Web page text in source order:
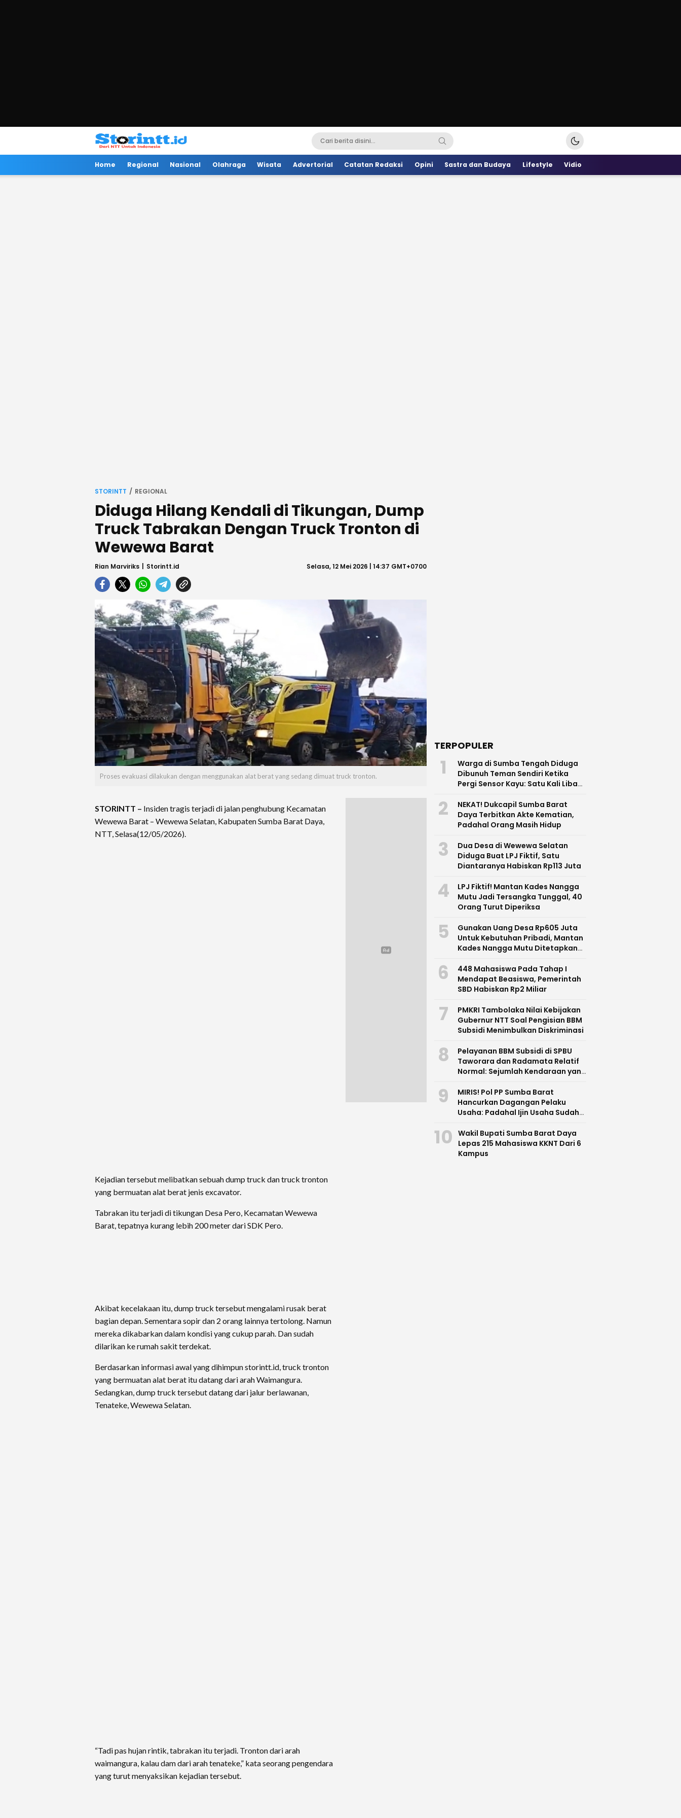
Storintt
Dari NTT Untuk Indonesia
Home Regional Nasional Olahraga Wisata Advertorial Catatan Redaksi Opini Sastra dan Budaya Lifestyle Vidio
STORINTT REGIONAL
Diduga Hilang Kendali di Tikungan, Dump
Truck Tabrakan Dengan Truck Tronton di
Wewewa Barat
Rian Marviriks Storintt.id Selasa, 12 Mei 2026 | 14:37 GMT+0700
Proses evakuasi dilakukan dengan menggunakan alat berat yang sedang dimuat truck tronton.
STORINTT – Insiden tragis terjadi di jalan penghubung Kecamatan
Wewewa Barat – Wewewa Selatan, Kabupaten Sumba Barat Daya,
NTT, Selasa(12/05/2026).
Kejadian tersebut melibatkan sebuah dump truck dan truck tronton
yang bermuatan alat berat jenis excavator.
Tabrakan itu terjadi di tikungan Desa Pero, Kecamatan Wewewa
Barat, tepatnya kurang lebih 200 meter dari SDK Pero.
Akibat kecelakaan itu, dump truck tersebut mengalami rusak berat
bagian depan. Sementara sopir dan 2 orang lainnya tertolong. Namun
mereka dikabarkan dalam kondisi yang cukup parah. Dan sudah
dilarikan ke rumah sakit terdekat.
Berdasarkan informasi awal yang dihimpun storintt.id, truck tronton
yang bermuatan alat berat itu datang dari arah Waimangura.
Sedangkan, dump truck tersebut datang dari jalur berlawanan,
Tenateke, Wewewa Selatan.
“Tadi pas hujan rintik, tabrakan itu terjadi. Tronton dari arah
waimangura, kalau dam dari arah tenateke,” kata seorang pengendara
yang turut menyaksikan kejadian tersebut.
TERPOPULER
1
Warga di Sumba Tengah Diduga
Dibunuh Teman Sendiri Ketika
Pergi Sensor Kayu: Satu Kali Libas,
Tanah
2
NEKAT! Dukcapil Sumba Barat
Daya Terbitkan Akte Kematian,
Padahal Orang Masih Hidup
3
Dua Desa di Wewewa Selatan
Diduga Buat LPJ Fiktif, Satu
Diantaranya Habiskan Rp113 Juta
4
LPJ Fiktif! Mantan Kades Nangga
Mutu Jadi Tersangka Tunggal, 40
Orang Turut Diperiksa
5
Gunakan Uang Desa Rp605 Juta
Untuk Kebutuhan Pribadi, Mantan
Kades Nangga Mutu Ditetapkan
6
448 Mahasiswa Pada Tahap I
Mendapat Beasiswa, Pemerintah
SBD Habiskan Rp2 Miliar
7
PMKRI Tambolaka Nilai Kebijakan
Gubernur NTT Soal Pengisian BBM
Subsidi Menimbulkan Diskriminasi
8
Pelayanan BBM Subsidi di SPBU
Taworara dan Radamata Relatif
Normal: Sejumlah Kendaraan yang
9
MIRIS! Pol PP Sumba Barat
Hancurkan Dagangan Pelaku
Usaha: Padahal Ijin Usaha Sudah
10 Wakil Bupati Sumba Barat Daya
Lepas 215 Mahasiswa KKNT Dari 6
Kampus